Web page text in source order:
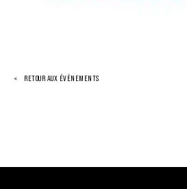
RETOUR AUX ÉVÈNEMENTS